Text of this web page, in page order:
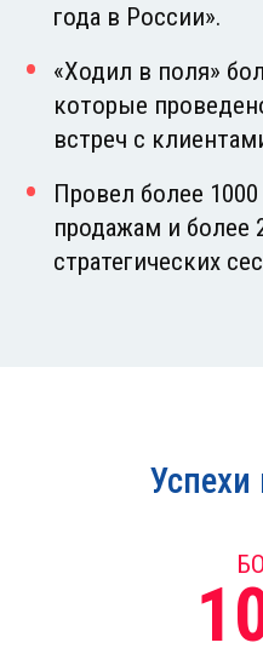
года в России».
«Ходил в поля»
которые
встреч с
Провел более
продажам и более
стратегических